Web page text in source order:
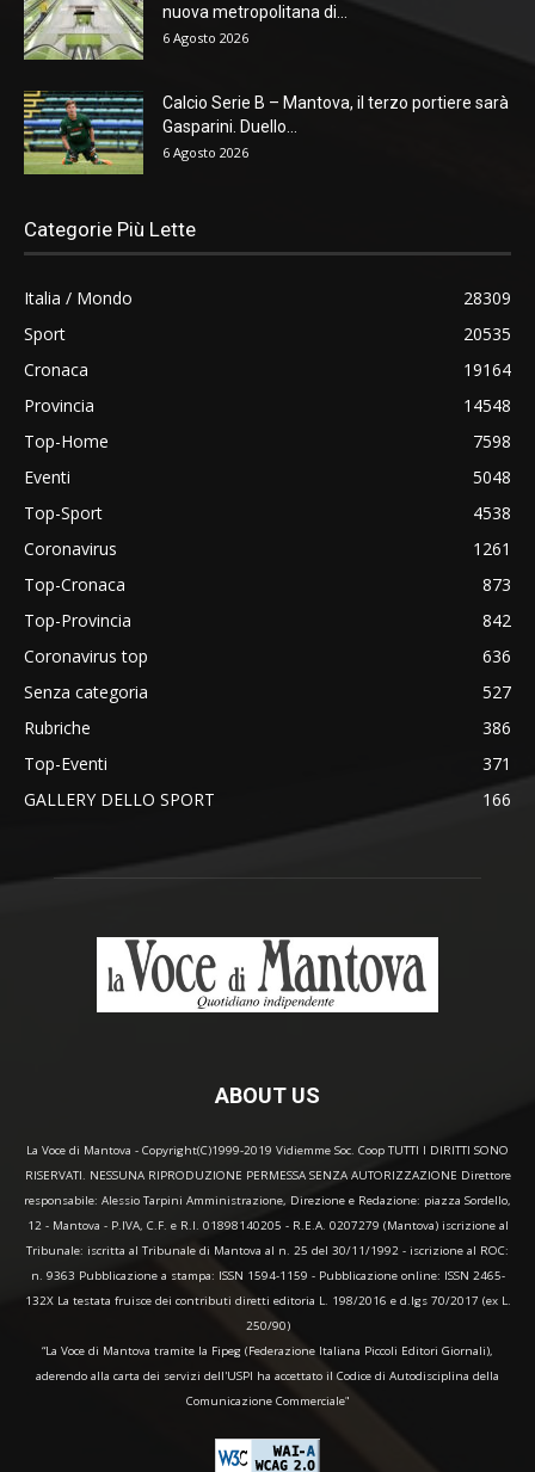
nuova metropolitana di...
6 Agosto 2026
Calcio Serie B – Mantova, il terzo portiere sarà
Gasparini. Duello...
6 Agosto 2026
Categorie Più Lette
Italia / Mondo
28309
Sport
20535
Cronaca
19164
Provincia
14548
Top-Home
7598
Eventi
5048
Top-Sport
4538
Coronavirus
1261
Top-Cronaca
873
Top-Provincia
842
Coronavirus top
636
Senza categoria
527
Rubriche
386
Top-Eventi
371
GALLERY DELLO SPORT
166
ABOUT US
La Voce di Mantova - Copyright(C)1999-2019 Vidiemme Soc. Coop TUTTI I DIRITTI SONO
RISERVATI. NESSUNA RIPRODUZIONE PERMESSA SENZA AUTORIZZAZIONE Direttore
responsabile: Alessio Tarpini Amministrazione, Direzione e Redazione: piazza Sordello,
12 - Mantova - P.IVA, C.F. e R.I. 01898140205 - R.E.A. 0207279 (Mantova) iscrizione al
Tribunale: iscritta al Tribunale di Mantova al n. 25 del 30/11/1992 - iscrizione al ROC:
n. 9363 Pubblicazione a stampa: ISSN 1594-1159 - Pubblicazione online: ISSN 2465-
132X La testata fruisce dei contributi diretti editoria L. 198/2016 e d.lgs 70/2017 (ex L.
250/90)
“La Voce di Mantova tramite la Fipeg (Federazione Italiana Piccoli Editori Giornali),
aderendo alla carta dei servizi dell'USPI ha accettato il Codice di Autodisciplina della
Comunicazione Commerciale"